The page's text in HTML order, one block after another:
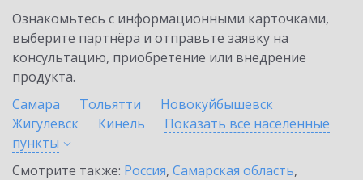
Ознакомьтесь с информационными карточками,
выберите партнёра и отправьте заявку на
консультацию, приобретение или внедрение
продукта.
Самара
Тольятти
Новокуйбышевск
Жигулевск
Кинель
Показать все населенные
пункты
Смотрите также: Россия, Самарская область,